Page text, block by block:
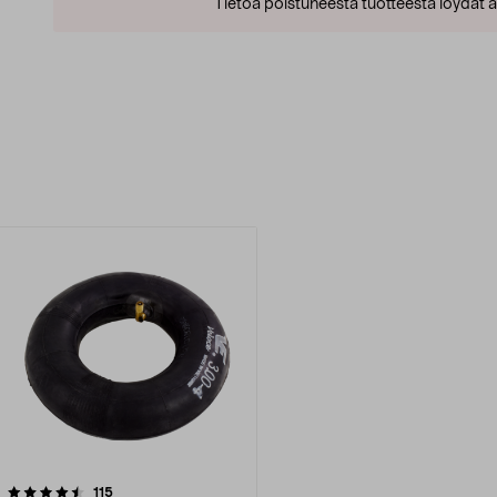
Tietoa poistuneesta tuotteesta löydät
115arvostelut